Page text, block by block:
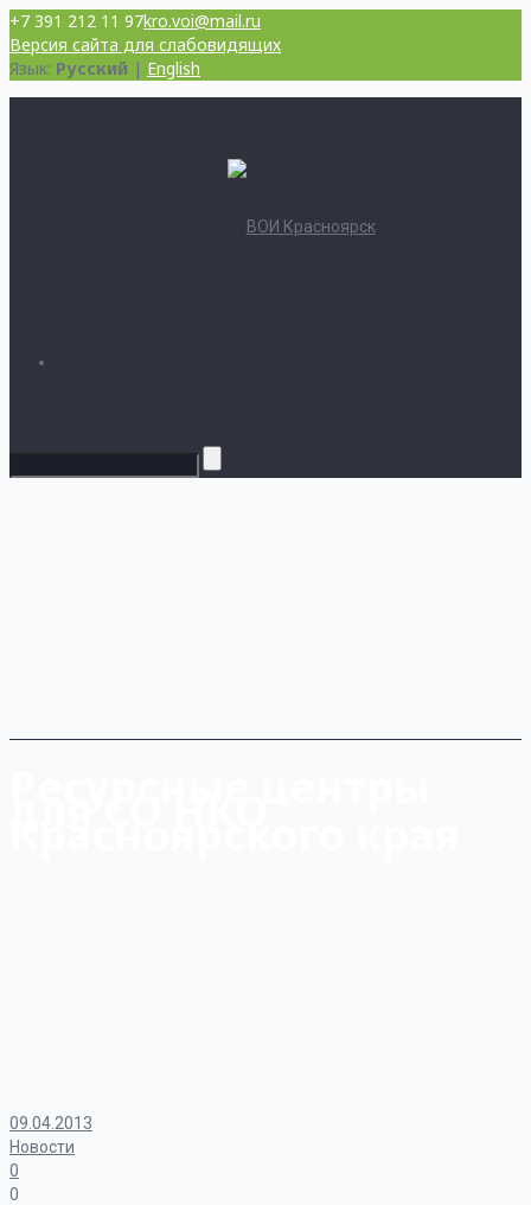
+7 391 212 11 97kro.voi@mail.ru
Версия сайта для слабовидящих
Язык: Русский | English
09.04.2013
Новости
0
0